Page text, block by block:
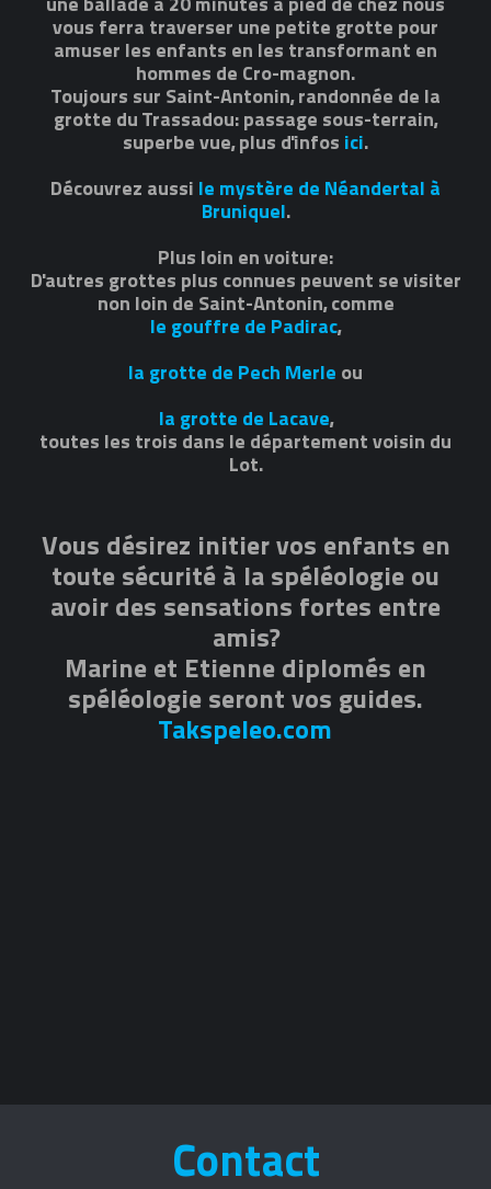
une ballade à 20 minutes à pied de chez nous
vous ferra traverser une petite grotte pour
amuser les enfants en les transformant en
hommes de Cro-magnon.
Toujours sur Saint-Antonin, randonnée de la
grotte du Trassadou: passage sous-terrain,
superbe vue, plus d'infos ici.
Découvrez aussi le mystère de Néandertal à
Bruniquel.
Plus loin en voiture:
D'autres grottes plus connues peuvent se visiter
non loin de Saint-Antonin, comme
le gouffre de Padirac,
la grotte de Pech Merle ou
la grotte de Lacave,
toutes les trois dans le département voisin du
Lot.
Vous désirez initier vos enfants en
toute sécurité à la spéléologie ou
avoir des sensations fortes entre
amis?
Marine et Etienne diplomés en
spéléologie seront vos guides.
Takspeleo.com
Contact